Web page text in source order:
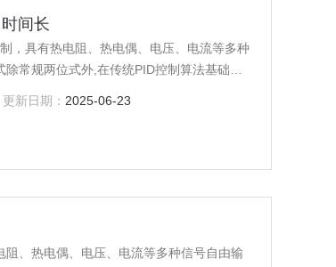
间长
，具有热电阻、热电偶、电压、电流等多种
常规两位式外,在传统PID控制算法基础
更新日期： 2025-06-23
、热电偶、电压、电流等多种信号自由输